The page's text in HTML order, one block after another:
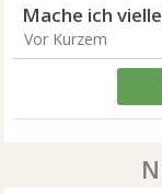
Mache ich
Vor Kurzem